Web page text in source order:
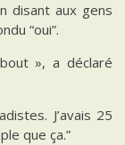
disant aux gens
“oui”.
», a déclaré
J’avais 25
que ça.”